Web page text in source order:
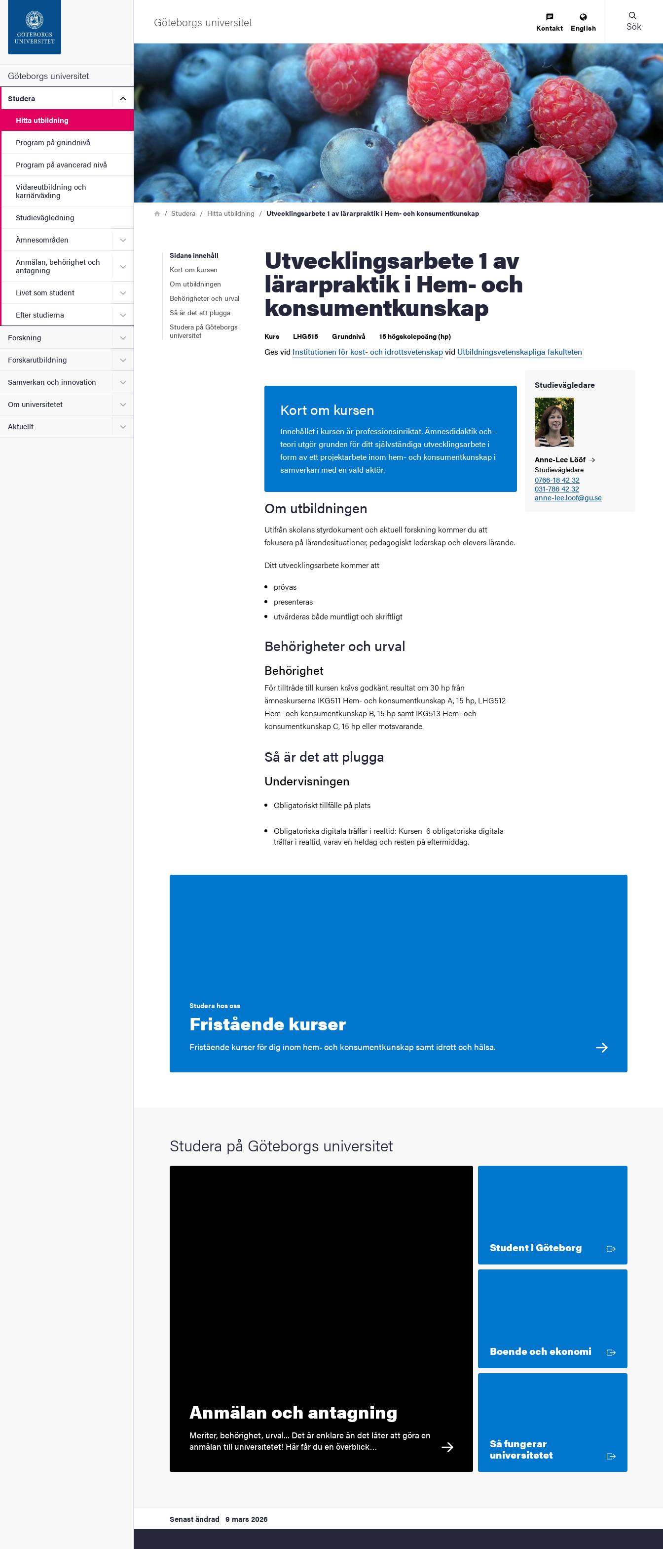
Sidfoten
Om webbplatsen
Göteborgs universitet
Studera Undermeny för Studera
Hitta utbildning
Program på grundnivå
Program på avancerad nivå
Vidareutbildning och
karriärväxling
Studievägledning
Ämnesområden Undermeny för Ämnesområden
Anmälan, behörighet och
antagning
Undermeny för Anmälan, behörighet och antagning
Livet som student Undermeny för Livet som student
Efter studierna Undermeny för Efter studierna
Forskning Undermeny för Forskning
Forskarutbildning Undermeny för Forskarutbildning
Samverkan och innovation Undermeny för Samverkan och innovation
Om universitetet Undermeny för Om universitetet
Aktuellt Undermeny för Aktuellt
Göteborgs universitet Kontakt English Sök
Bild
LänkstigHemStudera Hitta utbildning Utvecklingsarbete 1 av lärarpraktik i Hem- och konsumentkunskap
Sidans innehåll
Kort om kursen
Om utbildningen
Behörigheter och urval
Så är det att plugga
Studera på Göteborgs
universitet
Utvecklingsarbete 1 av
lärarpraktik i Hem- och
konsumentkunskap
Kurs LHG515 Grundnivå 15 högskolepoäng (hp)
Ges vid Institutionen för kost- och idrottsvetenskapvid Utbildningsvetenskapliga fakulteten
Kort om kursen
Innehållet i kursen är professionsinriktat. Ämnesdidaktik och -
teori utgör grunden för ditt självständiga utvecklingsarbete i
form av ett projektarbete inom hem- och konsumentkunskap i
samverkan med en vald aktör.
Studievägledare
Anne-Lee Lööf
Studievägledare
0766-18 42 32
031-786 42 32
anne-lee.loof@gu.se
Om utbildningen
Utifrån skolans styrdokument och aktuell forskning kommer du att
fokusera på lärandesituationer, pedagogiskt ledarskap och elevers lärande.
Ditt utvecklingsarbete kommer att
prövas
presenteras
utvärderas både muntligt och skriftligt
Behörigheter och urval
Behörighet
För tillträde till kursen krävs godkänt resultat om 30 hp från
ämneskurserna IKG511 Hem- och konsumentkunskap A, 15 hp, LHG512
Hem- och konsumentkunskap B, 15 hp samt IKG513 Hem- och
konsumentkunskap C, 15 hp eller motsvarande.
Så är det att plugga
Undervisningen
Obligatoriskt tillfälle på plats
Obligatoriska digitala träffar i realtid: Kursen 6 obligatoriska digitala
träffar i realtid, varav en heldag och resten på eftermiddag.
Studera hos oss
Fristående kurser
Fristående kurser för dig inom hem- och konsumentkunskap samt idrott och hälsa.
Studera på Göteborgs universitet
Anmälan och antagning
Meriter, behörighet, urval... Det är enklare än det låter att göra en
anmälan till universitetet! Här får du en överblick…
Student i Göteborg Extern länk
Boende och ekonomi Extern länk
Så fungerar
universitetetExtern länk
Senast ändrad 9 mars 2026